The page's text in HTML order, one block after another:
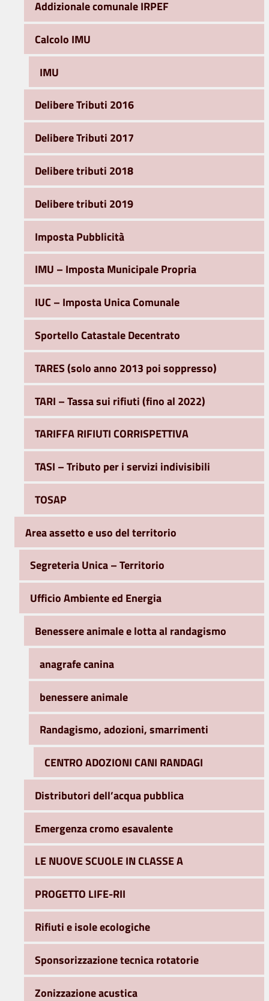
Addizionale comunale IRPEF
Calcolo IMU
IMU
Delibere Tributi 2016
Delibere Tributi 2017
Delibere tributi 2018
Delibere tributi 2019
Imposta Pubblicità
IMU – Imposta Municipale Propria
IUC – Imposta Unica Comunale
Sportello Catastale Decentrato
TARES (solo anno 2013 poi soppresso)
TARI – Tassa sui rifiuti (fino al 2022)
TARIFFA RIFIUTI CORRISPETTIVA
TASI – Tributo per i servizi indivisibili
TOSAP
Area assetto e uso del territorio
Segreteria Unica – Territorio
Ufficio Ambiente ed Energia
Benessere animale e lotta al randagismo
anagrafe canina
benessere animale
Randagismo, adozioni, smarrimenti
CENTRO ADOZIONI CANI RANDAGI
Distributori dell’acqua pubblica
Emergenza cromo esavalente
LE NUOVE SCUOLE IN CLASSE A
PROGETTO LIFE-RII
Rifiuti e isole ecologiche
Sponsorizzazione tecnica rotatorie
Zonizzazione acustica